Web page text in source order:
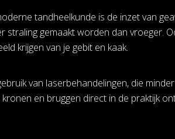
tandheelkunde is de inzet van
straling gemaakt worden dan vroeger.
krijgen van je gebit en kaak.
van laserbehandelingen, die
en bruggen direct in de praktijk